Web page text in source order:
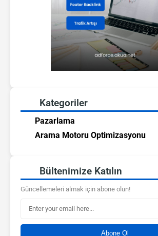
Kategoriler
Pazarlama
Arama Motoru Optimizasyonu
Bültenimize Katılın
Güncellemeleri almak için abone olun!
Abone Ol